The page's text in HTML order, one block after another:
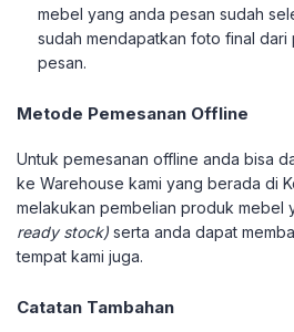
mebel yang anda pesan sudah
sudah mendapatkan foto final
pesan.
Metode Pemesanan Offline
Untuk pemesanan offline anda bisa
ke Warehouse kami yang berada di
melakukan pembelian produk mebel
ready stock) serta anda dapat
tempat kami juga.
Catatan Tambahan